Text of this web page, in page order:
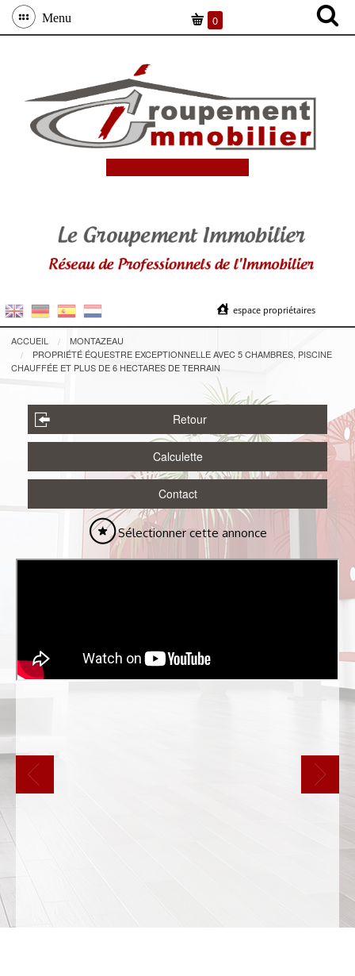
Menu 0
espace propriétaires
ACCUEIL
MONTAZEAU
PROPRIÉTÉ ÉQUESTRE EXCEPTIONNELLE AVEC 5 CHAMBRES, PISCINE
CHAUFFÉE ET PLUS DE 6 HECTARES DE TERRAIN
Retour
Calculette
Contact
Sélectionner cette annonce